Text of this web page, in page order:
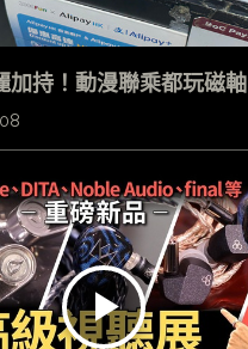
加持！動漫聯乘都玩磁軸